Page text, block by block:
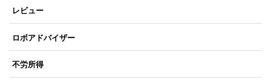
レビュー
ロボアドバイザー
不労所得